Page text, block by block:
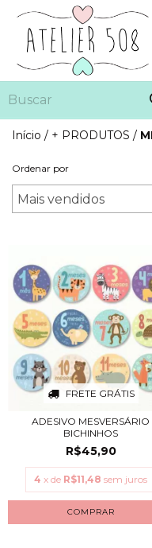
Início / + PRODUTOS /
Ordenar por
FRETE GRÁTIS
ADESIVO MESVERSÁRIO
BICHINHOS
R$45,90
4 x de R$11,48 sem juros